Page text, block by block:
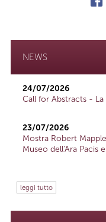
NEWS
24/07/2026
Call for Abstracts -
23/07/2026
Mostra Robert
Museo dell'Ara Pacis
leggi tutto